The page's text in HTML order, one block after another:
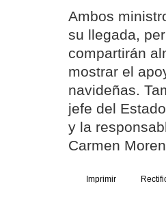
Ambos
su llegada,
compartirán
mostrar el
navideñas.
jefe del
y la
Carmen
Imprimir